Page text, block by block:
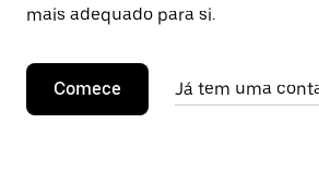
mais adequado para si.
Comece Já tem uma